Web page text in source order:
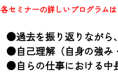
各セミナーの詳しいプログラム
●過去を振り返りながら
●自己理解（自身の強み
●自らの仕事における中